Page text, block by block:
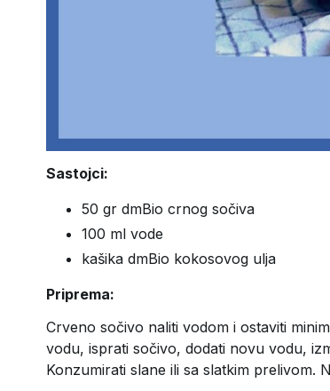
Sastojci:
50 gr dmBio crnog sočiva
100 ml vode
kašika dmBio kokosovog ulja
Priprema:
Crveno sočivo naliti vodom i ostaviti
vodu, isprati sočivo, dodati novu vodu,
Konzumirati slane ili sa slatkim prelivom.